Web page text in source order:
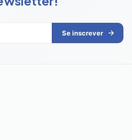
Se inscrever